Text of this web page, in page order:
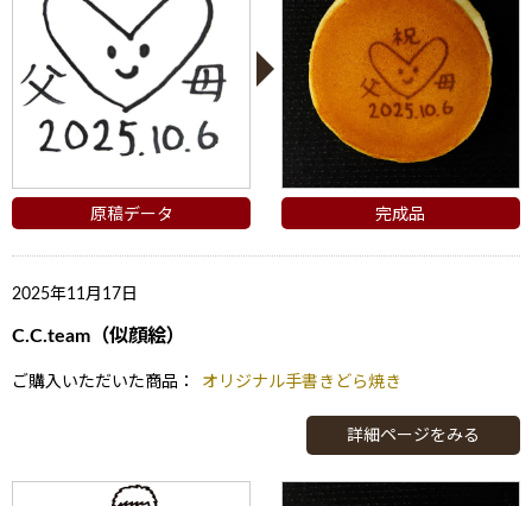
原稿データ 完成品
2025年11月17日
C.C.team（似顔絵）
ご購入いただいた商品： オリジナル手書きどら焼き
詳細ページをみる